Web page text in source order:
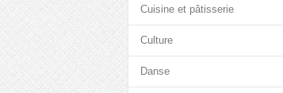
Cuisine et pâtisserie
Culture
Danse